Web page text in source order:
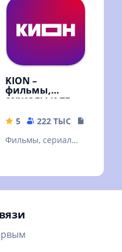
лотереи
MB
KION –
фильмы,
сериалы и тв
5 222 ТЫС
Фильмы, сериалы